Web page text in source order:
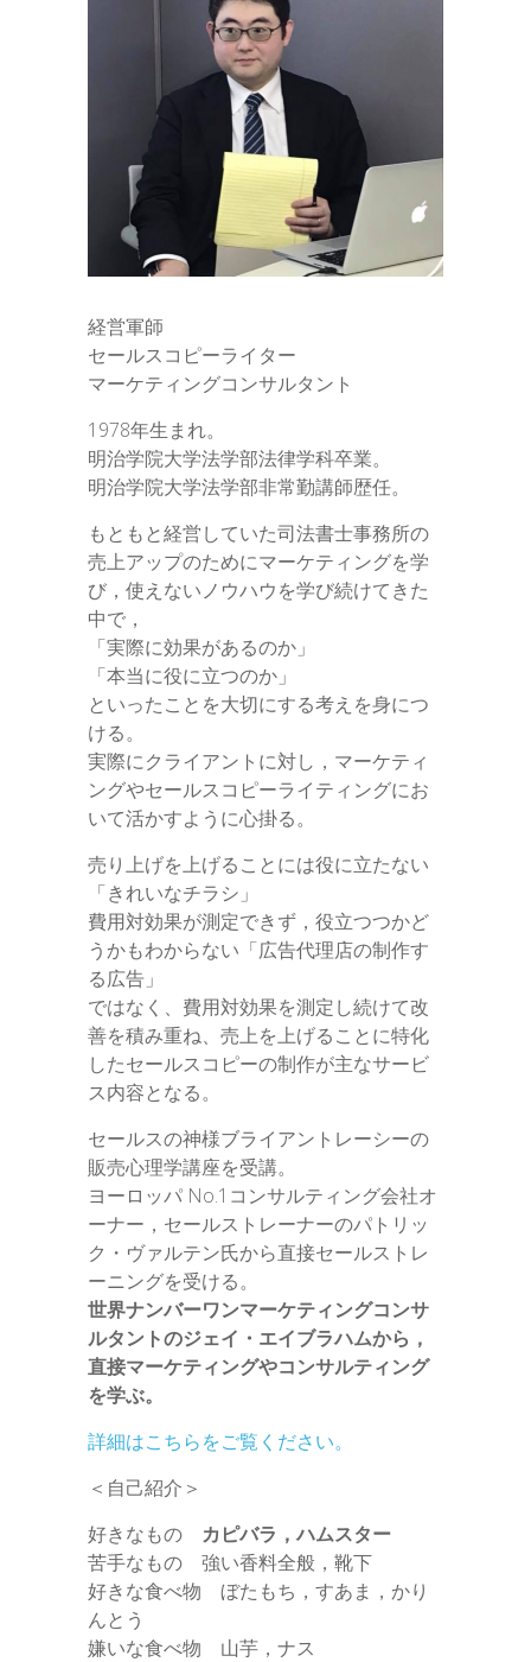
経営軍師
セールスコピーライター
マーケティングコンサルタント
1978年生まれ。
明治学院大学法学部法律学科卒業。
明治学院大学法学部非常勤講師歴任。
もともと経営していた司法書士事務所の
売上アップのためにマーケティングを学
び，使えないノウハウを学び続けてきた
中で，
「実際に効果があるのか」
「本当に役に立つのか」
といったことを大切にする考えを身につ
ける。
実際にクライアントに対し，マーケティ
ングやセールスコピーライティングにお
いて活かすように心掛る。
売り上げを上げることには役に立たない
「きれいなチラシ」
費用対効果が測定できず，役立つつかど
うかもわからない「広告代理店の制作す
る広告」
ではなく、費用対効果を測定し続けて改
善を積み重ね、売上を上げることに特化
したセールスコピーの制作が主なサービ
ス内容となる。
セールスの神様ブライアントレーシーの
販売心理学講座を受講。
ヨーロッパ No.1コンサルティング会社オ
ーナー，セールストレーナーのパトリッ
ク・ヴァルテン氏から直接セールストレ
ーニングを受ける。
世界ナンバーワンマーケティングコンサ
ルタントのジェイ・エイブラハムから，
直接マーケティングやコンサルティング
を学ぶ。
詳細はこちらをご覧ください。
＜自己紹介＞
好きなもの カピバラ，ハムスター
苦手なもの 強い香料全般，靴下
好きな食べ物 ぼたもち，すあま，かり
んとう
嫌いな食べ物 山芋，ナス